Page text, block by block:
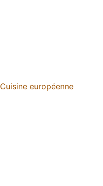
Cuisine européenne